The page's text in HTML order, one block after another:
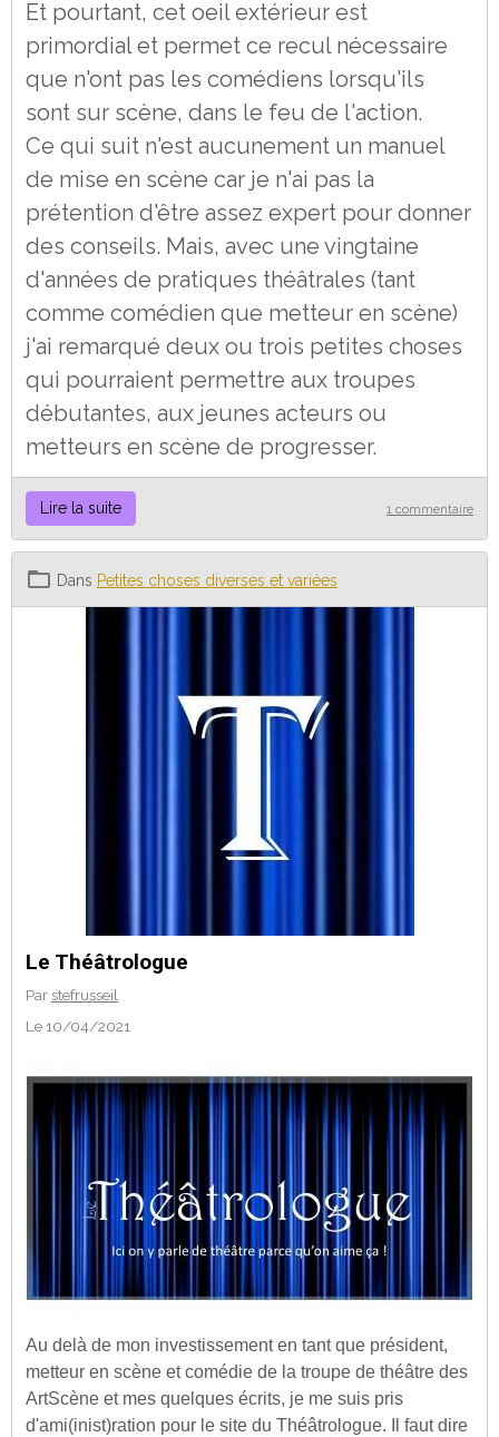
Et pourtant, cet oeil extérieur est
primordial et permet ce recul nécessaire
que n'ont pas les comédiens lorsqu'ils
sont sur scène, dans le feu de l'action.
Ce qui suit n'est aucunement un manuel
de mise en scène car je n'ai pas la
prétention d'être assez expert pour donner
des conseils. Mais, avec une vingtaine
d'années de pratiques théâtrales (tant
comme comédien que metteur en scène)
j'ai remarqué deux ou trois petites choses
qui pourraient permettre aux troupes
débutantes, aux jeunes acteurs ou
metteurs en scène de progresser.
Lire la suite 1 commentaire
Dans Petites choses diverses et variées
Le Théâtrologue
Par stefrusseil
Le 10/04/2021
Au delà de mon investissement en tant que président,
metteur en scène et comédie de la troupe de théâtre des
ArtScène et mes quelques écrits, je me suis pris
d'ami(inist)ration pour le site du Théâtrologue. Il faut dire